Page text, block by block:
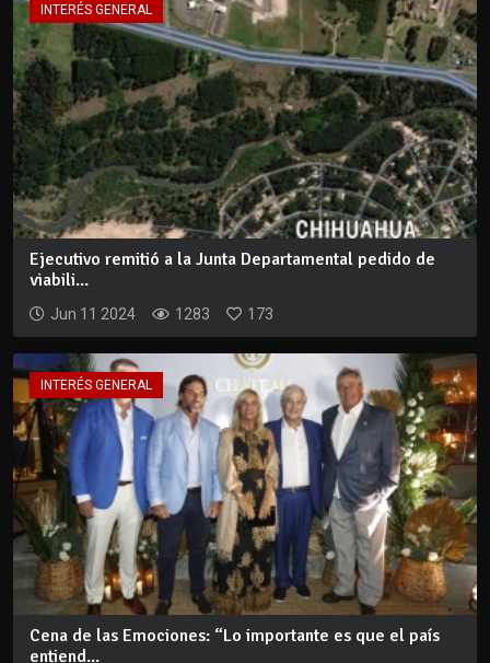
INTERÉS GENERAL
Ejecutivo remitió a la Junta Departamental pedido de
viabili...
Jun 11 2024 1283 173
INTERÉS GENERAL
Cena de las Emociones: “Lo importante es que el país
entiend...